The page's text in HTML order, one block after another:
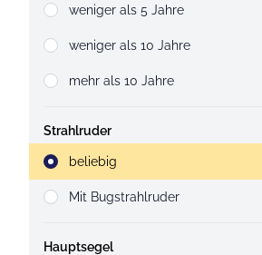
weniger als 5 Jahre
weniger als 10 Jahre
mehr als 10 Jahre
Strahlruder
Strahlruder
beliebig
Mit Bugstrahlruder
Hauptsegel